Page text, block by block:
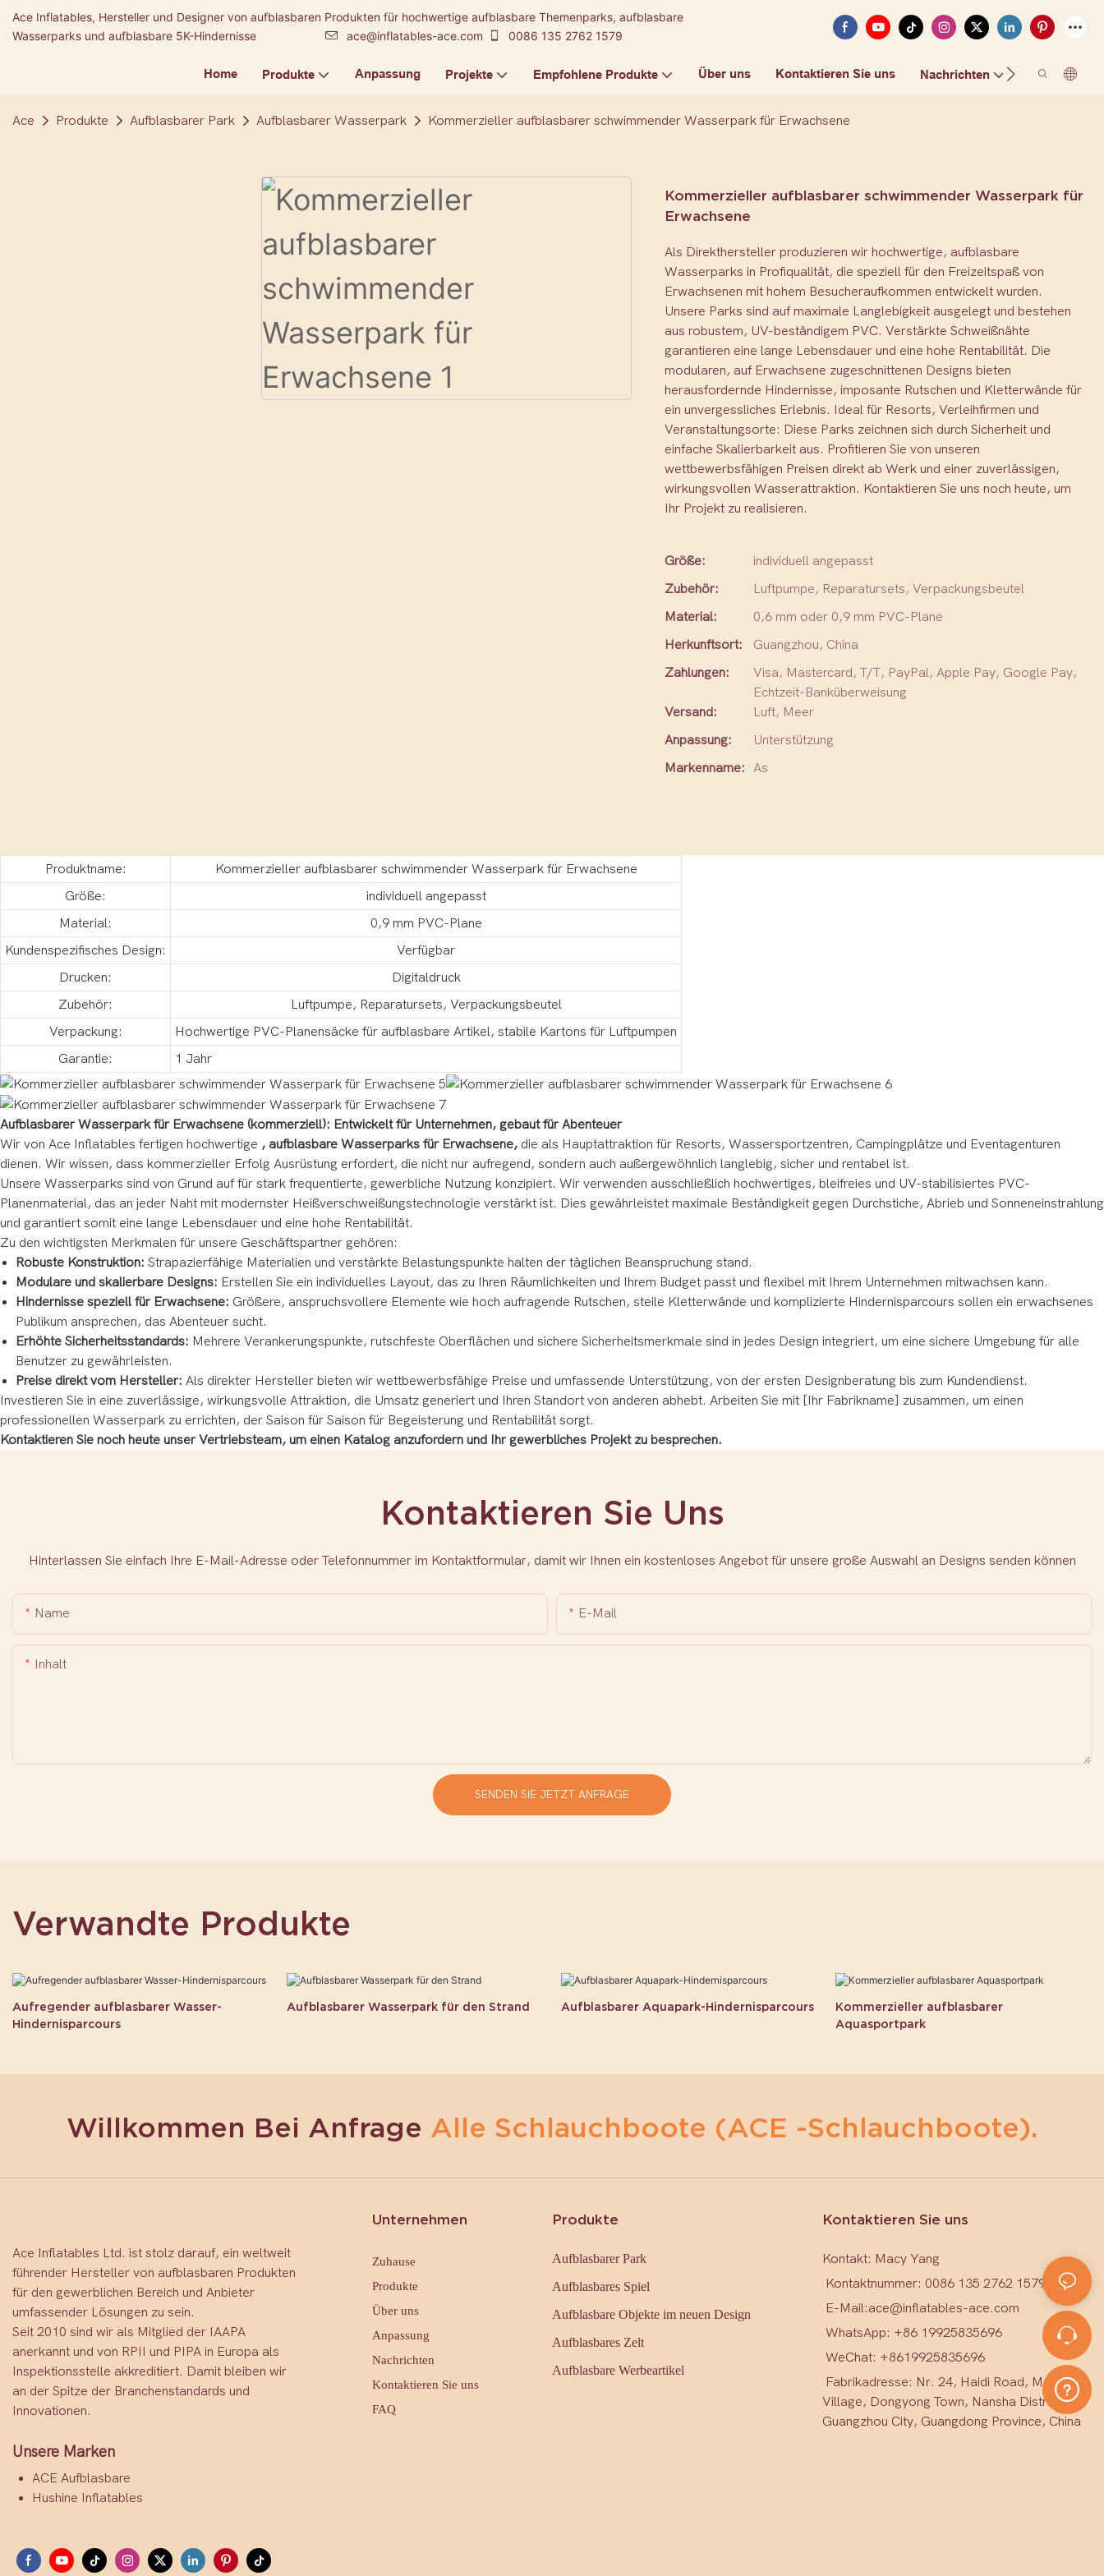
Ace Inflatables, Hersteller und Designer von aufblasbaren Produkten für hochwertige aufblasbare Themenparks, aufblasbare
Wasserparks und aufblasbare 5K-Hindernisse
ace@inflatables-ace.com 0086 135 2762 1579
Home Produkte Anpassung Projekte Empfohlene Produkte Über uns Kontaktieren Sie uns Nachrichten FAQ
Ace Produkte Aufblasbarer Park Aufblasbarer Wasserpark Kommerzieller aufblasbarer schwimmender Wasserpark für Erwachsene
Kommerzieller aufblasbarer schwimmender Wasserpark für
Erwachsene
Als Direkthersteller produzieren wir hochwertige, aufblasbare
Wasserparks in Profiqualität, die speziell für den Freizeitspaß von
Erwachsenen mit hohem Besucheraufkommen entwickelt wurden.
Unsere Parks sind auf maximale Langlebigkeit ausgelegt und bestehen
aus robustem, UV-beständigem PVC. Verstärkte Schweißnähte
garantieren eine lange Lebensdauer und eine hohe Rentabilität. Die
modularen, auf Erwachsene zugeschnittenen Designs bieten
herausfordernde Hindernisse, imposante Rutschen und Kletterwände für
ein unvergessliches Erlebnis. Ideal für Resorts, Verleihfirmen und
Veranstaltungsorte: Diese Parks zeichnen sich durch Sicherheit und
einfache Skalierbarkeit aus. Profitieren Sie von unseren
wettbewerbsfähigen Preisen direkt ab Werk und einer zuverlässigen,
wirkungsvollen Wasserattraktion. Kontaktieren Sie uns noch heute, um
Ihr Projekt zu realisieren.
Größe:
individuell angepasst
Zubehör:
Luftpumpe, Reparatursets, Verpackungsbeutel
Material:
0,6 mm oder 0,9 mm PVC-Plane
Herkunftsort:
Guangzhou, China
Zahlungen:
Visa, Mastercard, T/T, PayPal, Apple Pay, Google Pay,
Echtzeit-Banküberweisung
Versand:
Luft, Meer
Anpassung:
Unterstützung
Markenname:
As
Produktname:
Kommerzieller aufblasbarer schwimmender Wasserpark für Erwachsene
Größe:
individuell angepasst
Material:
0,9 mm PVC-Plane
Kundenspezifisches Design:
Verfügbar
Drucken:
Digitaldruck
Zubehör:
Luftpumpe, Reparatursets, Verpackungsbeutel
Verpackung:
Hochwertige PVC-Planensäcke für aufblasbare Artikel, stabile Kartons für Luftpumpen
Garantie:
1 Jahr
Aufblasbarer Wasserpark für Erwachsene (kommerziell): Entwickelt für Unternehmen, gebaut für Abenteuer
Wir von Ace Inflatables fertigen hochwertige , aufblasbare Wasserparks für Erwachsene, die als Hauptattraktion für Resorts, Wassersportzentren, Campingplätze und Eventagenturen
dienen. Wir wissen, dass kommerzieller Erfolg Ausrüstung erfordert, die nicht nur aufregend, sondern auch außergewöhnlich langlebig, sicher und rentabel ist.
Unsere Wasserparks sind von Grund auf für stark frequentierte, gewerbliche Nutzung konzipiert. Wir verwenden ausschließlich hochwertiges, bleifreies und UV-stabilisiertes PVC-
Planenmaterial, das an jeder Naht mit modernster Heißverschweißungstechnologie verstärkt ist. Dies gewährleistet maximale Beständigkeit gegen Durchstiche, Abrieb und Sonneneinstrahlung
und garantiert somit eine lange Lebensdauer und eine hohe Rentabilität.
Zu den wichtigsten Merkmalen für unsere Geschäftspartner gehören:
Robuste Konstruktion: Strapazierfähige Materialien und verstärkte Belastungspunkte halten der täglichen Beanspruchung stand.
Modulare und skalierbare Designs: Erstellen Sie ein individuelles Layout, das zu Ihren Räumlichkeiten und Ihrem Budget passt und flexibel mit Ihrem Unternehmen mitwachsen kann.
Hindernisse speziell für Erwachsene: Größere, anspruchsvollere Elemente wie hoch aufragende Rutschen, steile Kletterwände und komplizierte Hindernisparcours sollen ein erwachsenes
Publikum ansprechen, das Abenteuer sucht.
Erhöhte Sicherheitsstandards: Mehrere Verankerungspunkte, rutschfeste Oberflächen und sichere Sicherheitsmerkmale sind in jedes Design integriert, um eine sichere Umgebung für alle
Benutzer zu gewährleisten.
Preise direkt vom Hersteller: Als direkter Hersteller bieten wir wettbewerbsfähige Preise und umfassende Unterstützung, von der ersten Designberatung bis zum Kundendienst.
Investieren Sie in eine zuverlässige, wirkungsvolle Attraktion, die Umsatz generiert und Ihren Standort von anderen abhebt. Arbeiten Sie mit [Ihr Fabrikname] zusammen, um einen
professionellen Wasserpark zu errichten, der Saison für Saison für Begeisterung und Rentabilität sorgt.
Kontaktieren Sie noch heute unser Vertriebsteam, um einen Katalog anzufordern und Ihr gewerbliches Projekt zu besprechen.
Kontaktieren Sie Uns
Hinterlassen Sie einfach Ihre E-Mail-Adresse oder Telefonnummer im Kontaktformular, damit wir Ihnen ein kostenloses Angebot für unsere große Auswahl an Designs senden können
Name E-Mail
Inhalt
SENDEN SIE JETZT ANFRAGE
Verwandte Produkte
Aufregender aufblasbarer Wasser-
Hindernisparcours
Aufblasbarer Wasserpark für den Strand Aufblasbarer Aquapark-Hindernisparcours
Kommerzieller aufblasbarer
Aquasportpark
Willkommen Bei Anfrage Alle Schlauchboote (ACE -Schlauchboote).
Ace Inflatables Ltd. ist stolz darauf, ein weltweit
führender Hersteller von aufblasbaren Produkten
für den gewerblichen Bereich und Anbieter
umfassender Lösungen zu sein.
Seit 2010 sind wir als Mitglied der IAAPA
anerkannt und von RPII und PIPA in Europa als
Inspektionsstelle akkreditiert. Damit bleiben wir
an der Spitze der Branchenstandards und
Innovationen.
Unsere Marken
ACE Aufblasbare
Hushine Inflatables
Unternehmen
Zuhause
Produkte
Über uns
Anpassung
Nachrichten
Kontaktieren Sie uns
FAQ
Produkte
Aufblasbarer Park
Aufblasbares Spiel
Aufblasbare Objekte im neuen Design
Aufblasbares Zelt
Aufblasbare Werbeartikel
Kontaktieren Sie uns
Kontakt: Macy Yang
Kontaktnummer: 0086 135 2762 1579
E-Mail:ace@inflatables-ace.com
WhatsApp: +86 19925835696
WeChat: +8619925835696
Fabrikadresse: Nr. 24, Haidi Road, Mark
Village, Dongyong Town, Nansha District,
Guangzhou City, Guangdong Province, China